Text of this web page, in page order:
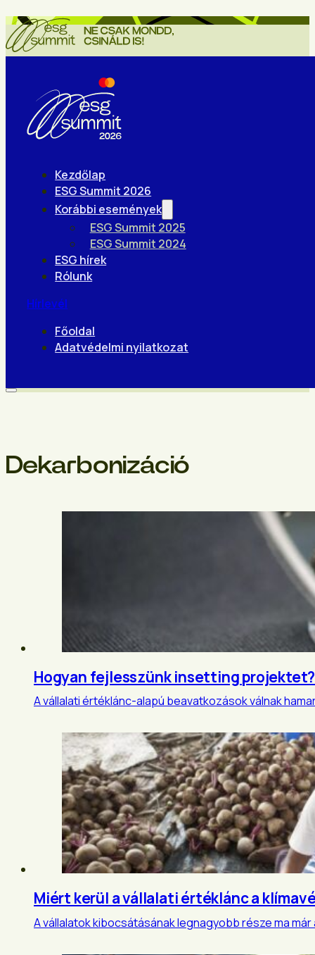
Kezdőlap
ESG Summit 2026
Korábbi események
ESG Summit 2025
ESG Summit 2024
ESG hírek
Rólunk
Hírlevél
Főoldal
Adatvédelmi nyilatkozat
Dekarbonizáció
Hogyan fejlesszünk insetting projektet?
A vállalati értéklánc-alapú beavatkozások válnak
Miért kerül a vállalati értéklánc a
A vállalatok kibocsátásának legnagyobb része ma